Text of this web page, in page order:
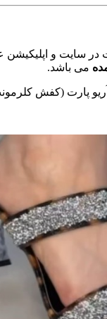
در سایت و اپلیکیشن
می باشد.
پارت (کفش